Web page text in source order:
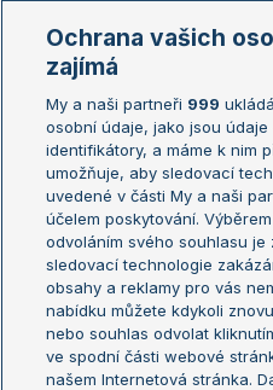
Žebříčky
Žebříček ATP (muži)
Žebříček WTA (ženy)
Sázkařský žebříček
Aktualní trendy
Fotbalové přestupy
Ochrana vašich
zajímá
My a naši partneři 999
osobní údaje, jako jsou
identifikátory, a máme k nim
umožňuje, aby sledovací
uvedené v části My a naši
účelem poskytování.
odvoláním svého souhlasu je
sledovací technologie
obsahy a reklamy pro vás
nabídku můžete kdykoli
nebo souhlas odvolat
ve spodní části webové
našem Internetová stránka.